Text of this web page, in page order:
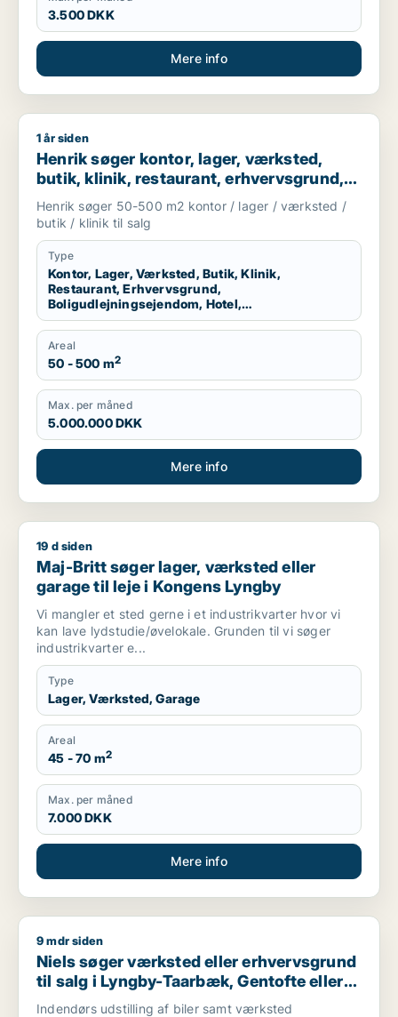
3.500 DKK
Mere info
Henrik søger kontor, lager, værksted, butik, klinik,
1 år siden
Henrik søger kontor, lager, værksted,
butik, klinik, restaurant, erhvervsgrund,
boligudlejningsejendom, hotel eller
produktionslokaler til salg i København K,
Vesterbro eller Østerbro m.fl.
Henrik søger 50-500 m2 kontor / lager / værksted /
butik / klinik til salg
Type
Kontor, Lager, Værksted, Butik, Klinik,
Restaurant, Erhvervsgrund,
Boligudlejningsejendom, Hotel,
Produktionslokaler
Areal
50 - 500 m2
Max. per måned
5.000.000 DKK
Mere info
Maj-Britt søger lager, værksted eller garage til leje i
19 d siden
Maj-Britt søger lager, værksted eller
garage til leje i Kongens Lyngby
Vi mangler et sted gerne i et industrikvarter hvor vi
kan lave lydstudie/øvelokale. Grunden til vi søger
industrikvarter e...
Type
Lager, Værksted, Garage
Areal
45 - 70 m2
Max. per måned
7.000 DKK
Mere info
Niels søger værksted eller erhvervsgrund til salg i Lyngby-
9 mdr siden
Niels søger værksted eller erhvervsgrund
til salg i Lyngby-Taarbæk, Gentofte eller
Holte m.fl.
Indendørs udstilling af biler samt værksted